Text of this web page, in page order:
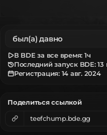
был(а) давно
В BDE за все время: 1ч
Последний запуск BDE: 13
Регистрация: 14 авг. 2024
Поделиться ссылкой
teefchump.bde.gg